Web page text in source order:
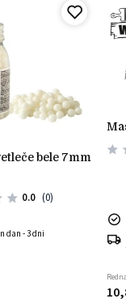
0.0 (0)
dan - 3 dni
10,